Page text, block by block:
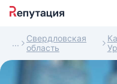
Свердловская
область